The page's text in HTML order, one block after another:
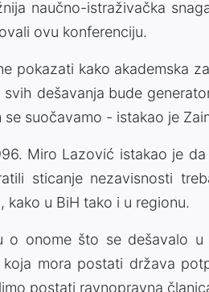
naučno-istraživačka
ovu konferenciju.
pokazati kako akademska
dešavanja bude
suočavamo - istakao je
Miro Lazović istakao je
sticanje nezavisnosti
u BiH tako i u regionu.
o onome što se dešavalo u
mora postati država
postati ravnopravna